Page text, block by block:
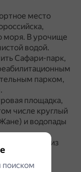
место
моря. В урочище
водой.
Сафари-парк,
парком,
площадка,
числе круглый
и водопады
одним из
который
объектом
поиском